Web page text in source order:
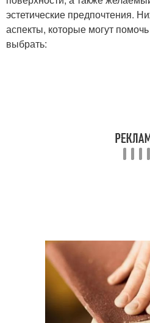
эстетические предпочтения.
аспекты, которые могут
выбрать: